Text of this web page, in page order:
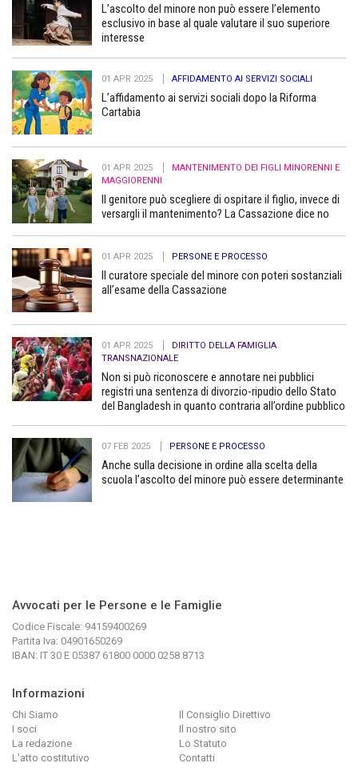
L’ascolto del minore non può essere l’elemento
esclusivo in base al quale valutare il suo superiore
interesse
01 APR 2025 AFFIDAMENTO AI SERVIZI SOCIALI
L’affidamento ai servizi sociali dopo la Riforma
Cartabia
01 APR 2025
MANTENIMENTO DEI FIGLI MINORENNI E
MAGGIORENNI
Il genitore può scegliere di ospitare il figlio, invece di
versargli il mantenimento? La Cassazione dice no
01 APR 2025 PERSONE E PROCESSO
Il curatore speciale del minore con poteri sostanziali
all’esame della Cassazione
01 APR 2025
DIRITTO DELLA FAMIGLIA
TRANSNAZIONALE
Non si può riconoscere e annotare nei pubblici
registri una sentenza di divorzio-ripudio dello Stato
del Bangladesh in quanto contraria all’ordine pubblico
07 FEB 2025 PERSONE E PROCESSO
Anche sulla decisione in ordine alla scelta della
scuola l’ascolto del minore può essere determinante
Avvocati per le Persone e le Famiglie
Codice Fiscale: 94159400269
Partita Iva: 04901650269
IBAN: IT 30 E 05387 61800 0000 0258 8713
Informazioni
Chi Siamo
Il Consiglio Direttivo
I soci
Il nostro sito
La redazione
Lo Statuto
L'atto costitutivo
Contatti